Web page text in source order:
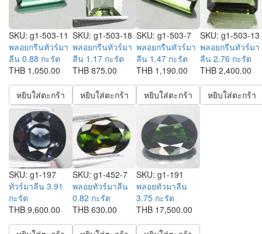
SKU: g1-503-11
พลอยกรีนทัวร์มา
ลีน 0.88 กะรัต
THB 1,050.00
หยิบใส่ตะกร้า
SKU: g1-503-18
พลอยกรีนทัวร์มา
ลีน 1.17 กะรัต
THB 875.00
หยิบใส่ตะกร้า
SKU: g1-503-7
พลอยกรีนทัวร์มา
ลีน 1.47 กะรัต
THB 1,190.00
หยิบใส่ตะกร้า
SKU: g1-503-13
พลอยกรีนทัวร์มา
ลีน 2.76 กะรัต
THB 2,400.00
หยิบใส่ตะกร้า
SKU: g1-197
ทัวร์มาลีน 3.91
กะรัต
THB 9,600.00
SKU: g1-452-7
พลอยทัวร์มาลีน
0.82 กะรัต
THB 630.00
SKU: g1-191
พลอยทัวมาลีน
3.75 กะรัต
THB 17,500.00